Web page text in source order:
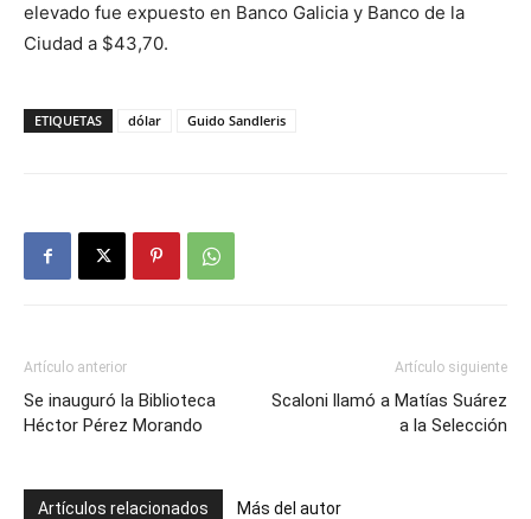
elevado fue expuesto en Banco Galicia y Banco de la
Ciudad a $43,70.
ETIQUETAS dólar Guido Sandleris
Artículo anterior
Se inauguró la Biblioteca
Héctor Pérez Morando
Artículo siguiente
Scaloni llamó a Matías Suárez
a la Selección
Artículos relacionados Más del autor